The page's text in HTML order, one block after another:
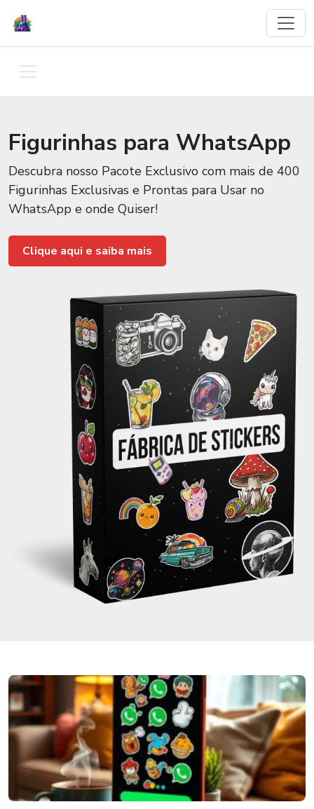
Figurinhas para WhatsApp
Descubra nosso Pacote Exclusivo com mais de 400
Figurinhas Exclusivas e Prontas para Usar no
WhatsApp e onde Quiser!
Clique aqui e saiba mais